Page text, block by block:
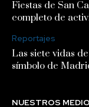
Fiestas de San
completo de
Reportajes
Las siete vidas
símbolo de
NUESTROS